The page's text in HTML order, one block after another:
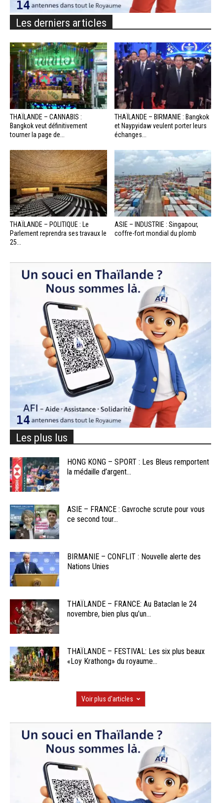
Les derniers articles
THAÏLANDE – CANNABIS :
Bangkok veut définitivement
tourner la page de...
THAÏLANDE – BIRMANIE : Bangkok
et Naypyidaw veulent porter leurs
échanges...
THAÏLANDE – POLITIQUE : Le
Parlement reprendra ses travaux le
25...
ASIE – INDUSTRIE : Singapour,
coffre-fort mondial du plomb
Les plus lus
HONG KONG – SPORT : Les Bleus remportent
la médaille d’argent...
ASIE – FRANCE : Gavroche scrute pour vous
ce second tour...
BIRMANIE – CONFLIT : Nouvelle alerte des
Nations Unies
THAÏLANDE – FRANCE: Au Bataclan le 24
novembre, bien plus qu’un...
THAÏLANDE – FESTIVAL: Les six plus beaux
«Loy Krathong» du royaume...
Voir plus d'articles